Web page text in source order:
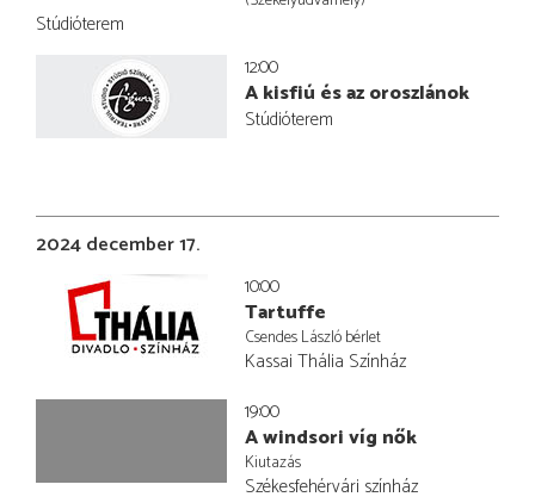
Stúdióterem
12:00
A kisfiú és az oroszlánok
Stúdióterem
2024 december 17.
10:00
Tartuffe
Csendes László bérlet
Kassai Thália Színház
19:00
A windsori víg nők
Kiutazás
Székesfehérvári színház